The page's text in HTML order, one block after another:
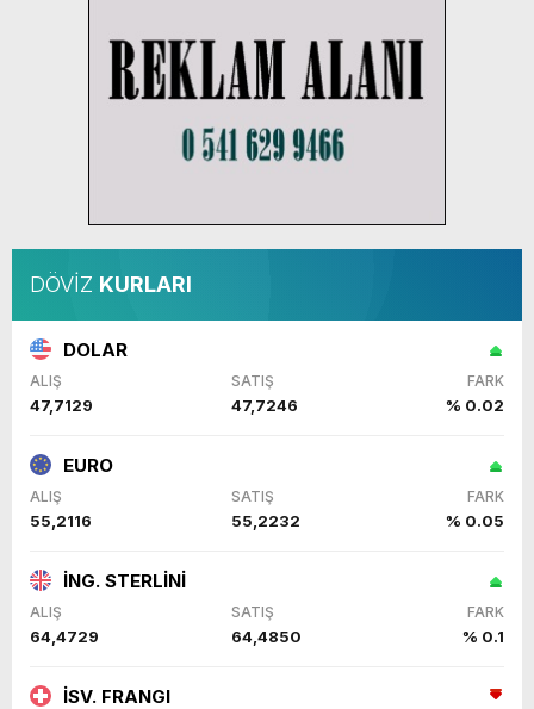
DÖVİZ KURLARI
DOLAR
ALIŞ SATIŞ FARK
47,7129 47,7246 % 0.02
EURO
ALIŞ SATIŞ FARK
55,2116 55,2232 % 0.05
İNG. STERLİNİ
ALIŞ SATIŞ FARK
64,4729 64,4850 % 0.1
İSV. FRANGI